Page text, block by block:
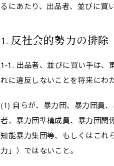
るにあたり、出品者、並びに買
1. 反社会的勢力の排除
1-1. 出品者、並びに買い手は、
れに違反しないことを将来にわ
(1) 自らが、暴力団、暴力団員
者、暴力団準構成員、暴力団関
知能暴力集団等、もしくはこれ
力」）ではないこと。